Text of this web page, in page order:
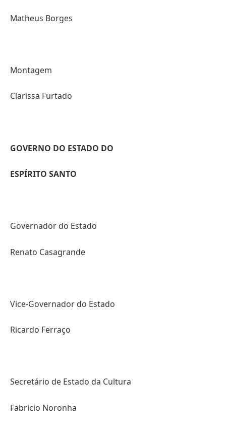
Matheus Borges
Montagem
Clarissa Furtado
GOVERNO DO ESTADO DO
ESPÍRITO SANTO
Governador do Estado
Renato Casagrande
Vice-Governador do Estado
Ricardo Ferraço
Secretário de Estado da Cultura
Fabricio Noronha